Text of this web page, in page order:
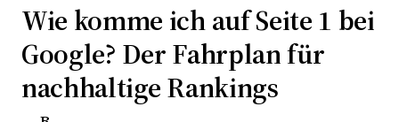
Wie komme ich auf Seite 1 bei
Google? Der Fahrplan für
nachhaltige Rankings